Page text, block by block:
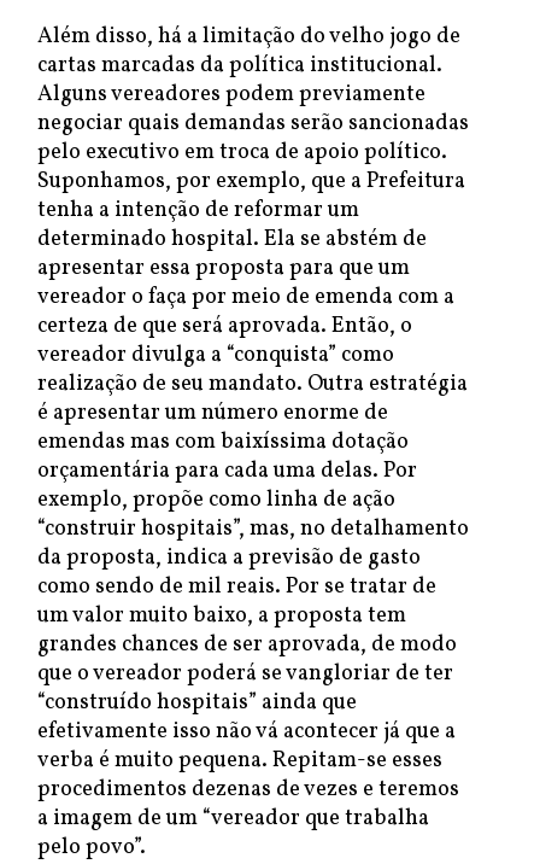
Além disso, há a limitação do velho jogo de
cartas marcadas da política institucional.
Alguns vereadores podem previamente
negociar quais demandas serão sancionadas
pelo executivo em troca de apoio político.
Suponhamos, por exemplo, que a Prefeitura
tenha a intenção de reformar um
determinado hospital. Ela se abstém de
apresentar essa proposta para que um
vereador o faça por meio de emenda com a
certeza de que será aprovada. Então, o
vereador divulga a “conquista” como
realização de seu mandato. Outra estratégia
é apresentar um número enorme de
emendas mas com baixíssima dotação
orçamentária para cada uma delas. Por
exemplo, propõe como linha de ação
“construir hospitais”, mas, no detalhamento
da proposta, indica a previsão de gasto
como sendo de mil reais. Por se tratar de
um valor muito baixo, a proposta tem
grandes chances de ser aprovada, de modo
que o vereador poderá se vangloriar de ter
“construído hospitais” ainda que
efetivamente isso não vá acontecer já que a
verba é muito pequena. Repitam-se esses
procedimentos dezenas de vezes e teremos
a imagem de um “vereador que trabalha
pelo povo”.